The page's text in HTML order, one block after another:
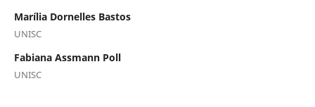
Marília Dornelles Bastos
UNISC
Fabiana Assmann Poll
UNISC